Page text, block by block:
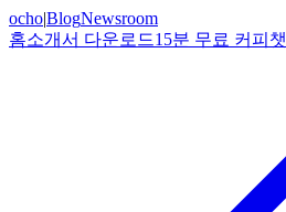
ocho|BlogNewsroom
홈소개서 다운로드15분 무료 커피챗